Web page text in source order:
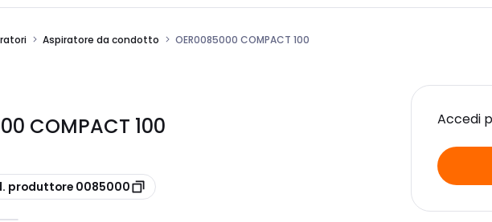
Aspiratore da condotto OER0085000 COMPACT 100
COMPACT 100
produttore 0085000
Accedi